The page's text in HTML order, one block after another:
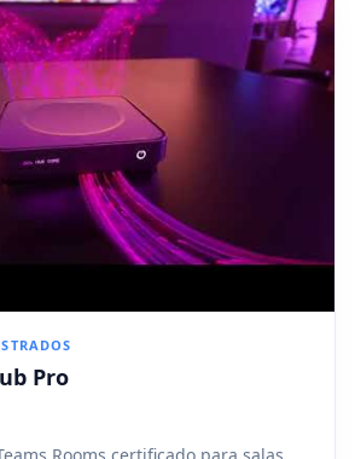
Pro
Rooms certificado para salas